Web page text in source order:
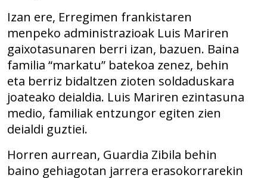
Izan ere, Erregimen frankistaren
menpeko administrazioak Luis Mariren
gaixotasunaren berri izan, bazuen. Baina
familia “markatu” batekoa zenez, behin
eta berriz bidaltzen zioten soldaduskara
joateako deialdia. Luis Mariren ezintasuna
medio, familiak entzungor egiten zien
deialdi guztiei.
Horren aurrean, Guardia Zibila behin
baino gehiagotan jarrera erasokorrarekin